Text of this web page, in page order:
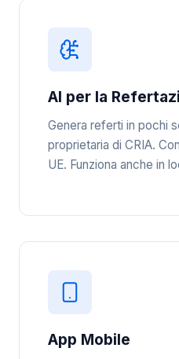
AI per la
Genera referti in pochi
proprietaria di CRIA.
UE. Funziona anche in
App Mobile